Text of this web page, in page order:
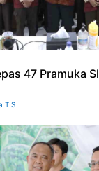
47 Pramuka
T S